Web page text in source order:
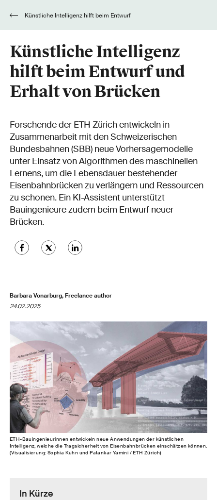
Künstliche Intelligenz
hilft beim Entwurf und
Erhalt von Brücken
Forschende der ETH Zürich entwickeln in
Zusammenarbeit mit den Schweizerischen
Bundesbahnen (SBB) neue Vorhersagemodelle
unter Einsatz von Algorithmen des maschinellen
Lernens, um die Lebensdauer bestehender
Eisenbahnbrücken zu verlängern und Ressourcen
zu schonen. Ein KI-Assistent unterstützt
Bauingenieure zudem beim Entwurf neuer
Brücken.
Barbara Vonarburg, Freelance author
24.02.2025
ETH-Bauingenieurinnen entwickeln neue Anwendungen der künstlichen
Intelligenz, welche die Tragsicherheit von Eisenbahnbrücken einschätzen können.
(Visualisierung: Sophia Kuhn und Patankar Yamini / ETH Zürich)
In Kürze